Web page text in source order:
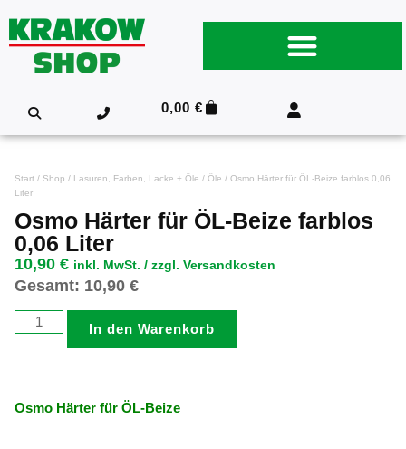
0,00€
Start / Shop / Lasuren, Farben, Lacke + Öle / Öle / Osmo Härter für ÖL-Beize farblos 0,06
Liter
Osmo Härter für ÖL-Beize farblos
0,06 Liter
10,90 € inkl. MwSt. / zzgl. Versandkosten
Gesamt: 10,90 €
In den Warenkorb
Osmo Härter für ÖL-Beize